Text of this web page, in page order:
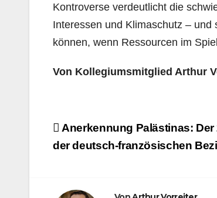
Kontroverse verdeutlicht die
Interessen und Klimaschutz –
können, wenn Ressourcen im
Von Kollegiumsmitglied Arthur
Anerkennung Palästinas:
der deutsch-französischen